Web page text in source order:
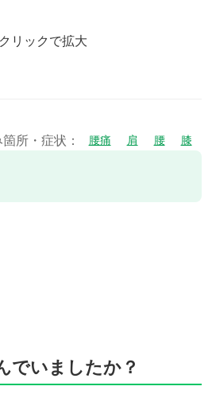
リックで拡大
所・症状： 腰痛 肩 腰 膝
でいましたか？